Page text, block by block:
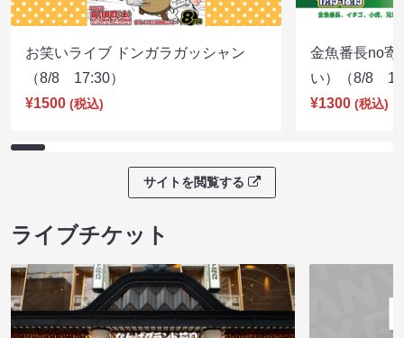
お笑いライブ ドンガラガッシャン
（8/8 17:30）
¥1500 (税込)
金魚番長no寄
い）（8/8
¥1300 (税込)
サイトを閲覧する
ライブチケット